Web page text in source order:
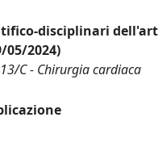
disciplinari
05/2024)
C - Chirurgia cardiaca